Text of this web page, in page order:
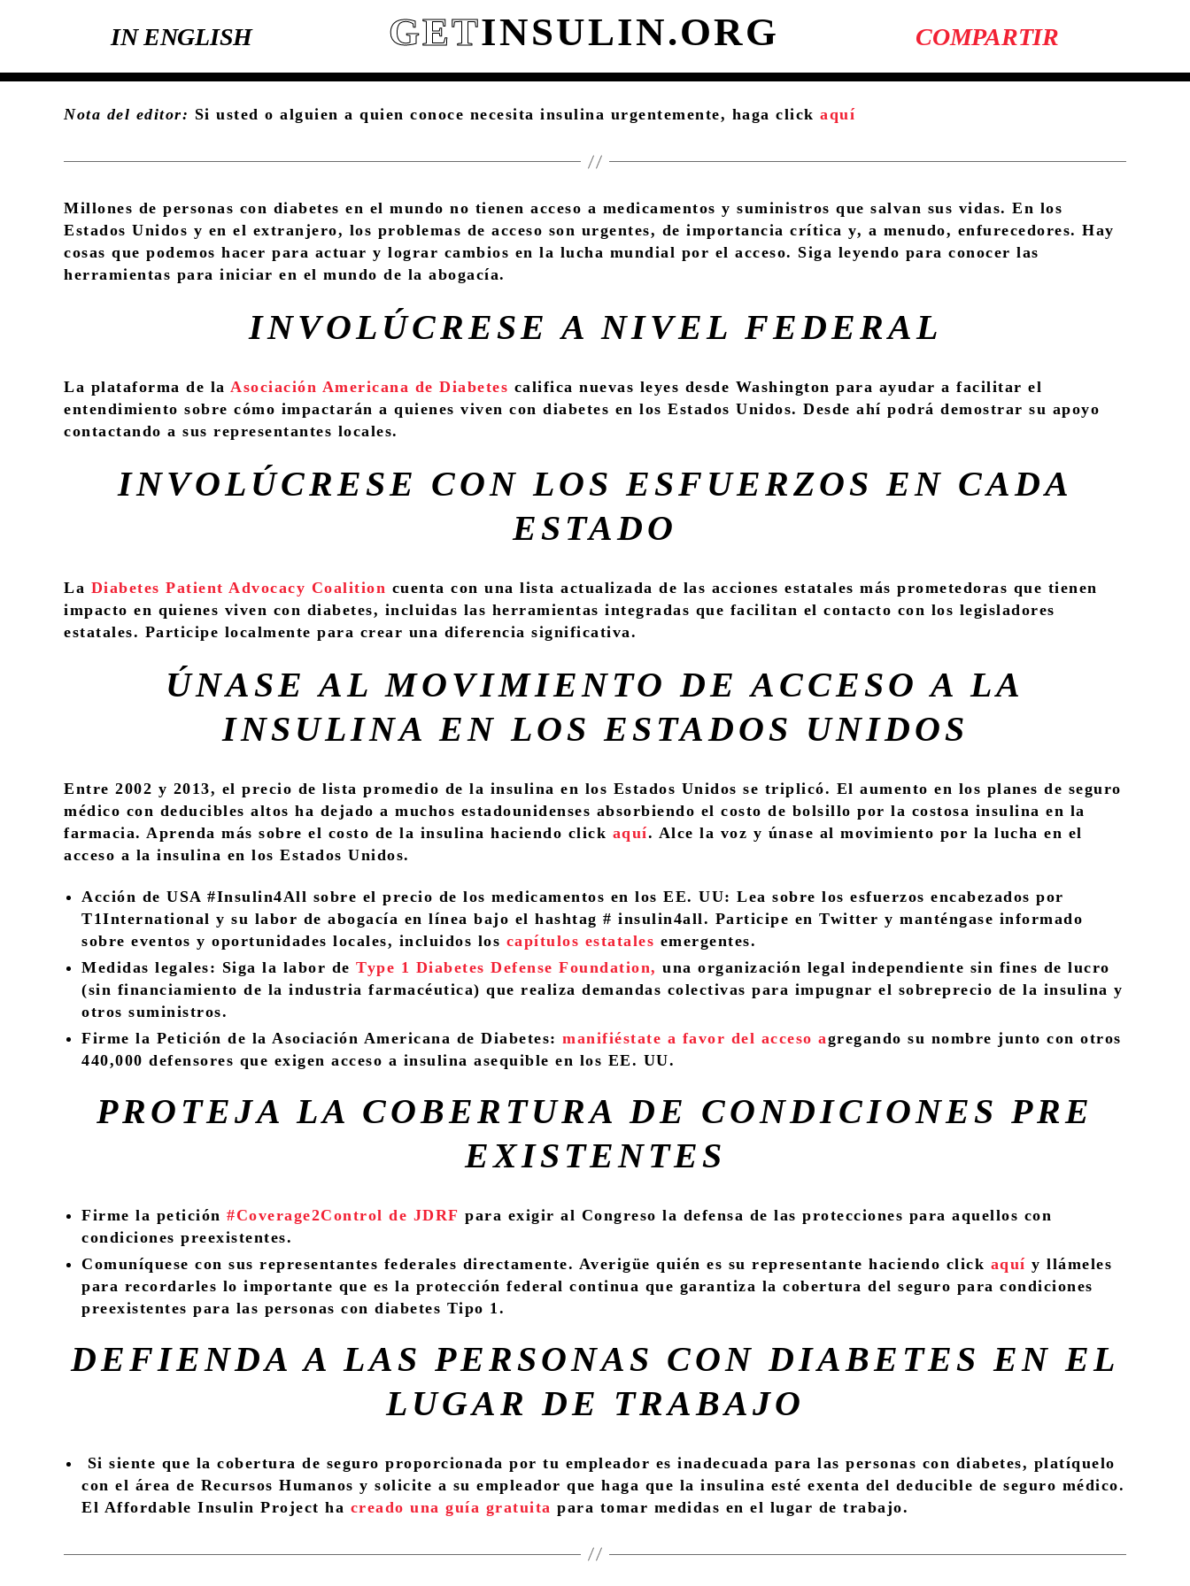
IN ENGLISH GETINSULIN.ORG COMPARTIR
Nota del editor: Si usted o alguien a quien conoce necesita insulina urgentemente, haga click aquí
Millones de personas con diabetes en el mundo no tienen acceso a medicamentos y suministros que salvan sus vidas. En los
Estados Unidos y en el extranjero, los problemas de acceso son urgentes, de importancia crítica y, a menudo, enfurecedores. Hay
cosas que podemos hacer para actuar y lograr cambios en la lucha mundial por el acceso. Siga leyendo para conocer las
herramientas para iniciar en el mundo de la abogacía.
INVOLÚCRESE A NIVEL FEDERAL
La plataforma de la Asociación Americana de Diabetes califica nuevas leyes desde Washington para ayudar a facilitar el
entendimiento sobre cómo impactarán a quienes viven con diabetes en los Estados Unidos. Desde ahí podrá demostrar su apoyo
contactando a sus representantes locales.
INVOLÚCRESE CON LOS ESFUERZOS EN CADA
ESTADO
La Diabetes Patient Advocacy Coalition cuenta con una lista actualizada de las acciones estatales más prometedoras que tienen
impacto en quienes viven con diabetes, incluidas las herramientas integradas que facilitan el contacto con los legisladores
estatales. Participe localmente para crear una diferencia significativa.
ÚNASE AL MOVIMIENTO DE ACCESO A LA
INSULINA EN LOS ESTADOS UNIDOS
Entre 2002 y 2013, el precio de lista promedio de la insulina en los Estados Unidos se triplicó. El aumento en los planes de seguro
médico con deducibles altos ha dejado a muchos estadounidenses absorbiendo el costo de bolsillo por la costosa insulina en la
farmacia. Aprenda más sobre el costo de la insulina haciendo click aquí. Alce la voz y únase al movimiento por la lucha en el
acceso a la insulina en los Estados Unidos.
Acción de USA #Insulin4All sobre el precio de los medicamentos en los EE. UU: Lea sobre los esfuerzos encabezados por
T1International y su labor de abogacía en línea bajo el hashtag # insulin4all. Participe en Twitter y manténgase informado
sobre eventos y oportunidades locales, incluidos los capítulos estatales emergentes.
Medidas legales: Siga la labor de Type 1 Diabetes Defense Foundation, una organización legal independiente sin fines de lucro
(sin financiamiento de la industria farmacéutica) que realiza demandas colectivas para impugnar el sobreprecio de la insulina y
otros suministros.
Firme la Petición de la Asociación Americana de Diabetes: manifiéstate a favor del acceso agregando su nombre junto con otros
440,000 defensores que exigen acceso a insulina asequible en los EE. UU.
PROTEJA LA COBERTURA DE CONDICIONES PRE
EXISTENTES
Firme la petición #Coverage2Control de JDRF para exigir al Congreso la defensa de las protecciones para aquellos con
condiciones preexistentes.
Comuníquese con sus representantes federales directamente. Averigüe quién es su representante haciendo click aquí y llámeles
para recordarles lo importante que es la protección federal continua que garantiza la cobertura del seguro para condiciones
preexistentes para las personas con diabetes Tipo 1.
DEFIENDA A LAS PERSONAS CON DIABETES EN EL
LUGAR DE TRABAJO
Si siente que la cobertura de seguro proporcionada por tu empleador es inadecuada para las personas con diabetes, platíquelo
con el área de Recursos Humanos y solicite a su empleador que haga que la insulina esté exenta del deducible de seguro médico.
El Affordable Insulin Project ha creado una guía gratuita para tomar medidas en el lugar de trabajo.